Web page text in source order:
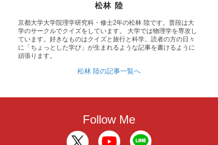
松林 陸
京都大学大学院理学研究科・修士2年の松林 陸です。普段は大
学のサークルでクイズをしています。 大学では物理学を専攻し
ています。好きなものはクイズと旅行と科学。読者の方の日々
に「ちょっとした学び」が生まれるような記事を書けるように
頑張ります。
松林 陸の記事一覧へ
Follow Me